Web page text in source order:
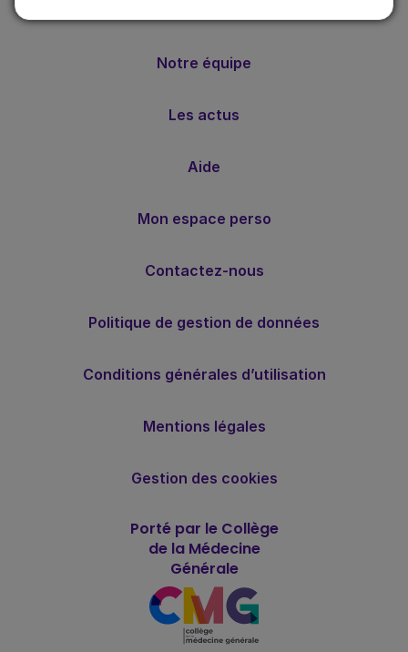
Notre équipe
Les actus
Aide
Mon espace perso
Contactez-nous
Politique de gestion de données
Conditions générales d’utilisation
Mentions légales
Gestion des cookies
Porté par le Collège
de la Médecine
Générale